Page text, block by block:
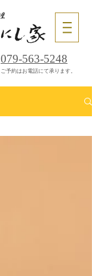
079-563-5248
ご予約はお電話にて承ります。